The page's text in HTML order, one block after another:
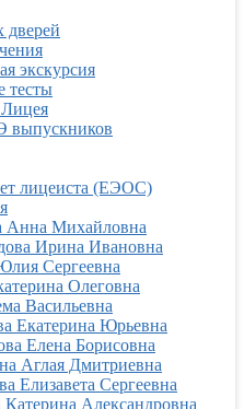
дверей
экскурсия
тесты
выпускников
лицеиста (ЕЭОС)
Анна Михайловна
Ирина Ивановна
Сергеевна
Олеговна
Васильевна
Екатерина Юрьевна
Елена Борисовна
Аглая Дмитриевна
Елизавета Сергеевна
Катерина Александровна